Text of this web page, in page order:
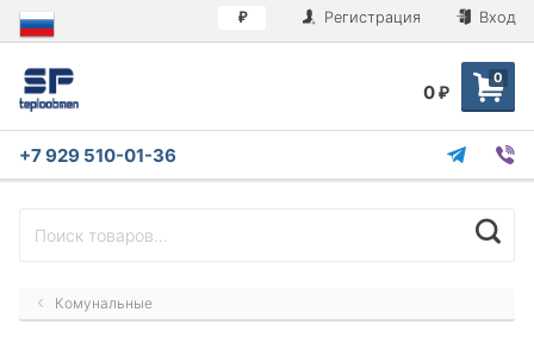
₽ Регистрация Вход
0
0 ₽
+7 929 510-01-36
Комунальные